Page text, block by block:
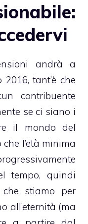
andrà a
tant’è che
contribuente
se ci siano i
il mondo del
l’età minima
tempo, quindi
stiamo per
all’eternità (ma